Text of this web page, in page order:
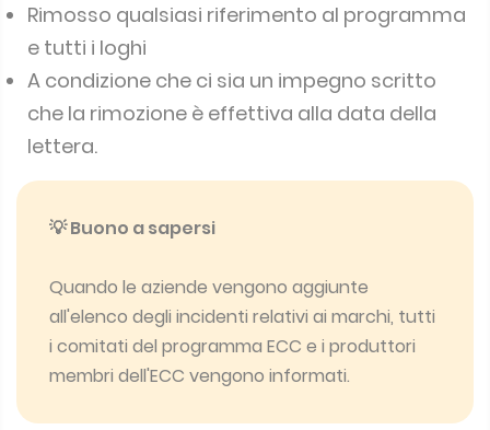
Rimosso qualsiasi riferimento al programma
e tutti i loghi
A condizione che ci sia un impegno scritto
che la rimozione è effettiva alla data della
lettera.
💡 Buono a sapersi
Quando le aziende vengono aggiunte
all'elenco degli incidenti relativi ai marchi, tutti
i comitati del programma ECC e i produttori
membri dell'ECC vengono informati.